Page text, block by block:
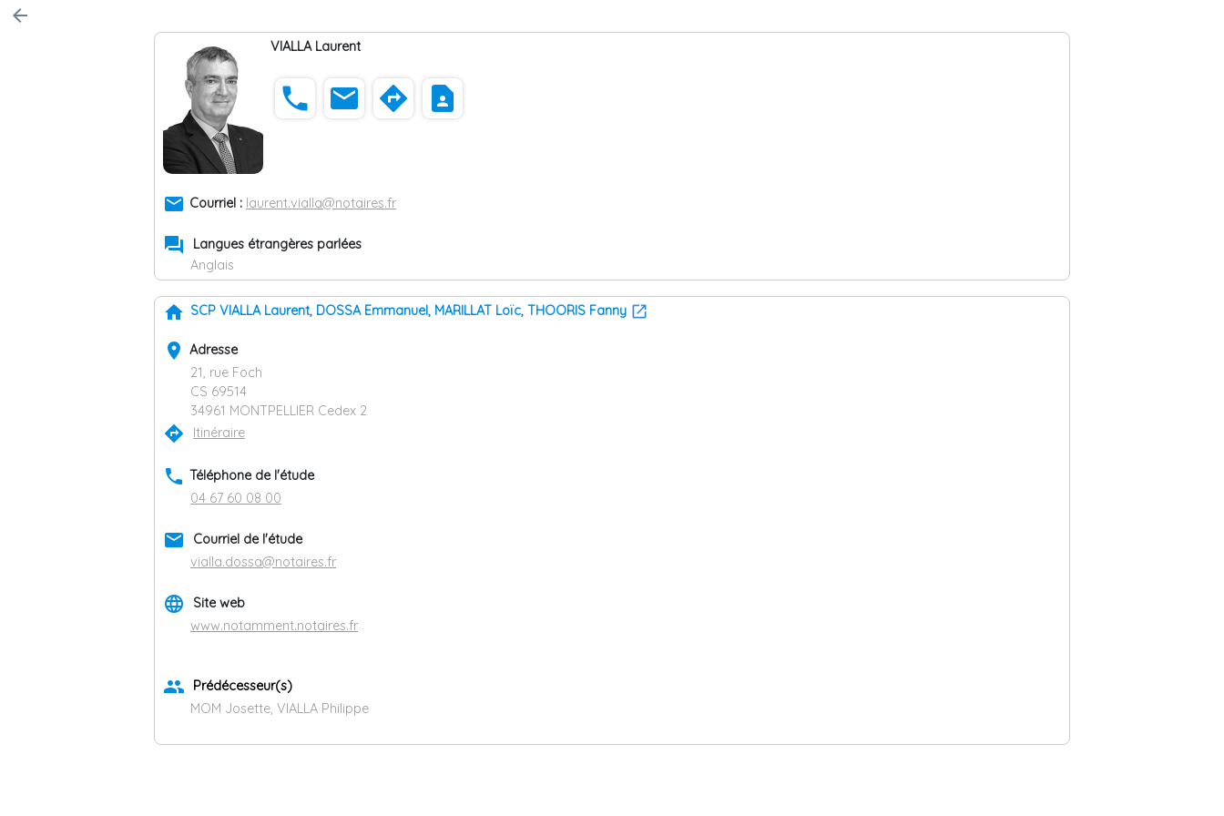
arrow_back
VIALLA Laurent
phone email directions contact_page
email Courriel : laurent.vialla@notaires.fr
forum
Langues étrangères parlées
Anglais
home SCP VIALLA Laurent, DOSSA Emmanuel, MARILLAT Loïc, THOORIS Fanny
place Adresse
21, rue Foch
CS 69514
34961 MONTPELLIER Cedex 2
directions Itinéraire
phone Téléphone de l'étude
04 67 60 08 00
email
Courriel de l'étude
vialla.dossa@notaires.fr
language
Site web
www.notamment.notaires.fr
group
Prédécesseur(s)
MOM Josette, VIALLA Philippe